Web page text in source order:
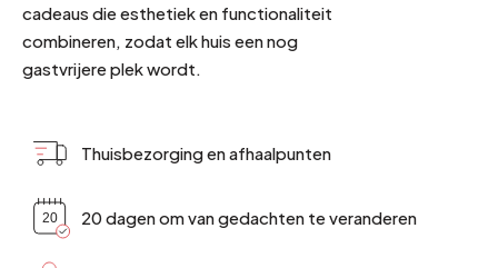
cadeaus die esthetiek en functionaliteit
combineren, zodat elk huis een nog
gastvrijere plek wordt.
Thuisbezorging en afhaalpunten
20 dagen om van gedachten te veranderen